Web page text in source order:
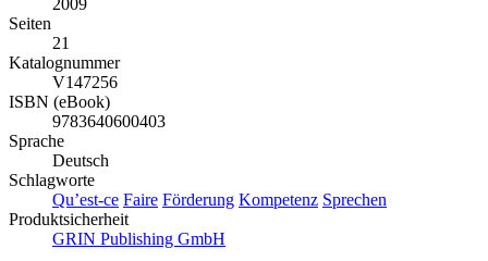
2009
Seiten
21
Katalognummer
V147256
ISBN (eBook)
9783640600403
Sprache
Deutsch
Schlagworte
Qu’est-ce Faire Förderung Kompetenz Sprechen
Produktsicherheit
GRIN Publishing GmbH